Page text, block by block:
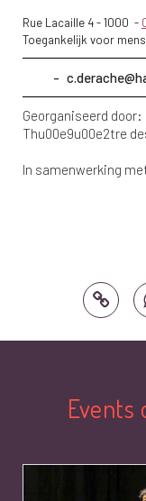
Rue Lacaille 4-1000 -
Toegankelijk voor
Georganiseerd door:
Thu00e9u00e2tre
In samenwerking
Events